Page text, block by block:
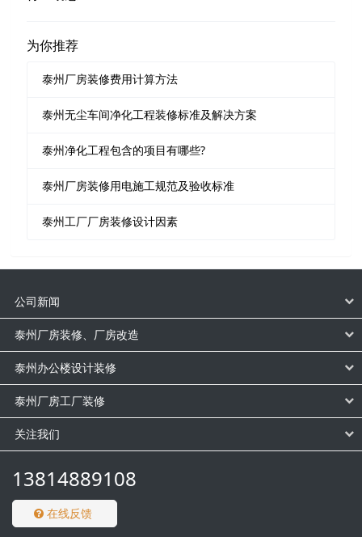
为你推荐
泰州厂房装修费用计算方法
泰州无尘车间净化工程装修标准及解决方案
泰州净化工程包含的项目有哪些?
泰州厂房装修用电施工规范及验收标准
泰州工厂厂房装修设计因素
公司新闻
泰州厂房装修、厂房改造
泰州办公楼设计装修
泰州厂房工厂装修
关注我们
13814889108
在线反馈